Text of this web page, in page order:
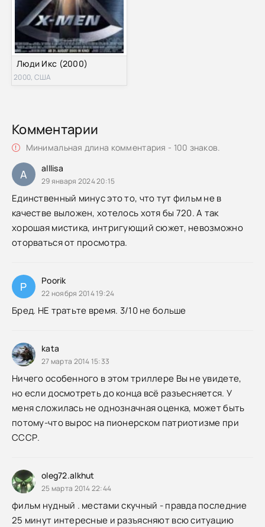
Люди Икс (2000)
2000, США
Комментарии
Минимальная длина комментария - 100 знаков.
A alllisa
29 января 2024 20:15
Единственный минус это то, что тут фильм не в
качестве выложен, хотелось хотя бы 720. А так
хорошая мистика, интригующий сюжет, невозможно
оторваться от просмотра.
P Poorik
22 ноября 2014 19:24
Бред. НЕ тратьте время. 3/10 не больше
kata
27 марта 2014 15:33
Ничего особенного в этом триллере Вы не увидете,
но если досмотреть до конца всё разъесняется. У
меня сложилась не однозначная оценка, может быть
потому-что вырос на пионерском патриотизме при
СССР.
oleg72.alkhut
25 марта 2014 22:44
фильм нудный . местами скучный - правда последние
25 минут интересные и разъясняют всю ситуацию